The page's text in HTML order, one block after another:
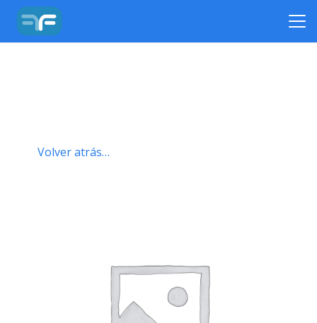
Volver atrás…